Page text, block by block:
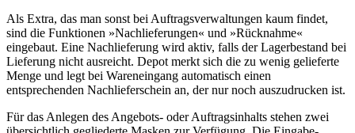
Als Extra, das man sonst bei Auftragsverwaltungen kaum findet,
sind die Funktionen »Nachlieferungen« und »Rücknahme«
eingebaut. Eine Nachlieferung wird aktiv, falls der Lagerbestand bei
Lieferung nicht ausreicht. Depot merkt sich die zu wenig gelieferte
Menge und legt bei Wareneingang automatisch einen
entsprechenden Nachlieferschein an, der nur noch auszudrucken ist.
Für das Anlegen des Angebots- oder Auftragsinhalts stehen zwei